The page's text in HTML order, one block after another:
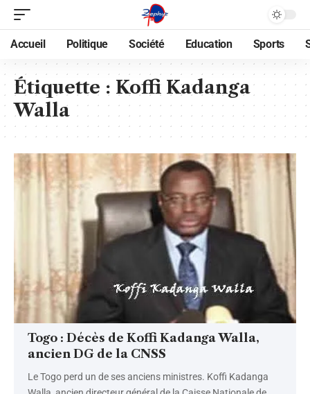
Accueil Politique Société Education Sports
Étiquette : Koffi Kadanga
Walla
Togo : Décès de Koffi Kadanga Walla,
ancien DG de la CNSS
Le Togo perd un de ses anciens ministres. Koffi Kadanga